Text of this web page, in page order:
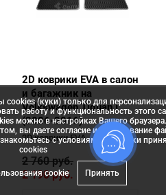
2D коврики EVA в салон
и багажник на
Volkswagen Tiguan I
(2006-2016)
2D коврики EVA
2 760руб.
2 190руб.
cookies (куки) только для
работу и функциональность этого
можно в настройках Вашего браузера.
вы даете согласие использование
с условиями политики
сookies
cookie Принять